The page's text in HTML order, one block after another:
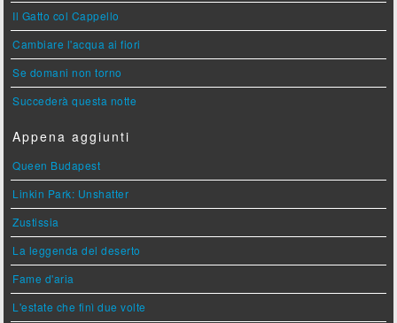
Il Gatto col Cappello
Cambiare l'acqua ai fiori
Se domani non torno
Succederà questa notte
Appena aggiunti
Queen Budapest
Linkin Park: Unshatter
Zustissia
La leggenda del deserto
Fame d'aria
L'estate che finì due volte